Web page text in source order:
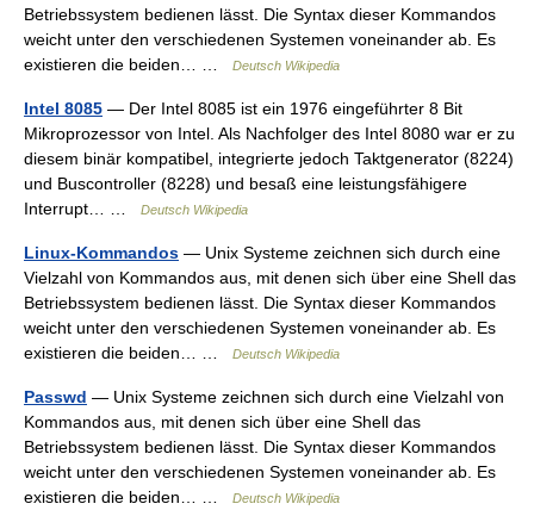
Betriebssystem bedienen lässt. Die Syntax dieser Kommandos
weicht unter den verschiedenen Systemen voneinander ab. Es
existieren die beiden… …
Deutsch Wikipedia
Intel 8085 — Der Intel 8085 ist ein 1976 eingeführter 8 Bit
Mikroprozessor von Intel. Als Nachfolger des Intel 8080 war er zu
diesem binär kompatibel, integrierte jedoch Taktgenerator (8224)
und Buscontroller (8228) und besaß eine leistungsfähigere
Interrupt… …
Deutsch Wikipedia
Linux-Kommandos — Unix Systeme zeichnen sich durch eine
Vielzahl von Kommandos aus, mit denen sich über eine Shell das
Betriebssystem bedienen lässt. Die Syntax dieser Kommandos
weicht unter den verschiedenen Systemen voneinander ab. Es
existieren die beiden… …
Deutsch Wikipedia
Passwd — Unix Systeme zeichnen sich durch eine Vielzahl von
Kommandos aus, mit denen sich über eine Shell das
Betriebssystem bedienen lässt. Die Syntax dieser Kommandos
weicht unter den verschiedenen Systemen voneinander ab. Es
existieren die beiden… …
Deutsch Wikipedia